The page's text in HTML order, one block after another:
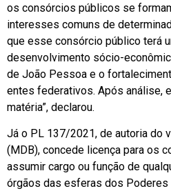
os consórcios públicos se
interesses comuns de
que esse consórcio público terá
desenvolvimento sócio-
de João Pessoa e o
entes federativos. Após análise,
matéria”, declarou.
Já o PL 137/2021, de autoria do
(MDB), concede licença para os
assumir cargo ou função de
órgãos das esferas dos Poderes